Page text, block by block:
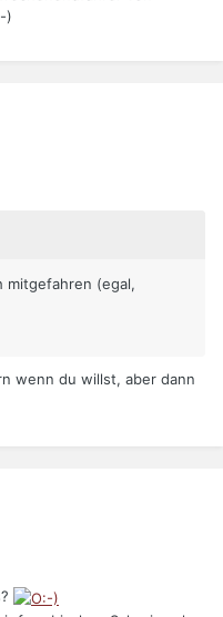
)
mitgefahren (egal,
wenn du willst, aber dann